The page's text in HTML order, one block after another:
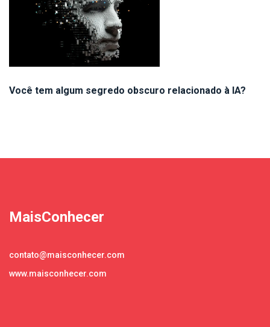
Você tem algum segredo obscuro relacionado à IA?
MaisConhecer
contato@maisconhecer.com
www.maisconhecer.com